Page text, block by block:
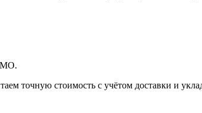
МО.
точную стоимость с учётом доставки и